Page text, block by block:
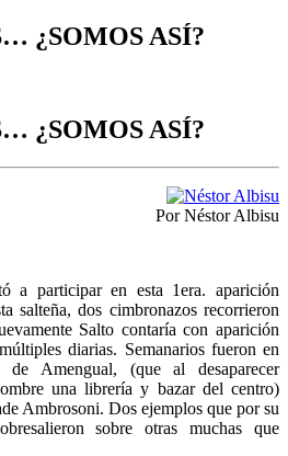
¿SOMOS ASÍ?
¿SOMOS ASÍ?
Por Néstor Albisu
en esta 1era. aparición
salteña, dos cimbronazos recorrieron
Salto contaría con aparición
diarias. Semanarios fueron en
de Amengual, (que al desaparecer
una librería y bazar del centro)
Ambrosoni. Dos ejemplos que por su
sobre otras muchas que